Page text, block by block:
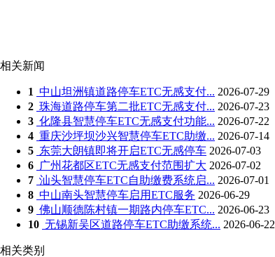
相关新闻
1 中山坦洲镇道路停车ETC无感支付... 2026-07-29
2 珠海道路停车第二批ETC无感支付... 2026-07-23
3 化隆县智慧停车ETC无感支付功能... 2026-07-22
4 重庆沙坪坝沙兴智慧停车ETC助缴... 2026-07-14
5 东莞大朗镇即将开启ETC无感停车 2026-07-03
6 广州花都区ETC无感支付范围扩大 2026-07-02
7 汕头智慧停车ETC自助缴费系统启... 2026-07-01
8 中山南头智慧停车启用ETC服务 2026-06-29
9 佛山顺德陈村镇一期路内停车ETC... 2026-06-23
10 无锡新吴区道路停车ETC助缴系统... 2026-06-22
相关类别